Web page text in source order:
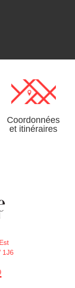
Coordonnées
et itinéraires
1J6